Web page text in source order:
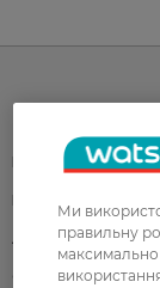
Корейска
Акції
Обличчя
Ми
правильну